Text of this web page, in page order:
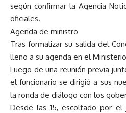
según confirmar la Agencia
oficiales.
Agenda de ministro
Tras formalizar su salida del
lleno a su agenda en el
Luego de una reunión previa
el funcionario se dirigió a sus
la ronda de diálogo con los
Desde las 15, escoltado por